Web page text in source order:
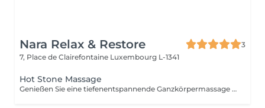
Nara Relax & Restore
3
7, Place de Clairefontaine Luxembourg L-1341
Hot Stone Massage
Genießen Sie eine tiefenentspannende Ganzkörpermassage mit erwärmten Vulkansteinen und hochwertigen warmen Ölen. Die wohltuende Wärme hilft, Muskelverspannungen zu lösen, die Durchblutung zu fördern, Stress abzubauen und ein tiefes Gefühl von Entspannung und Wohlbefinden zu schaffen.